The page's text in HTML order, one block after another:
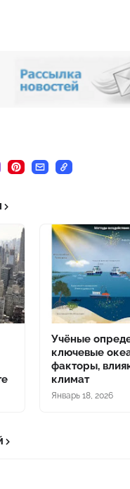
Учёные
ключевые
факторы,
климат
Январь 18, 2026